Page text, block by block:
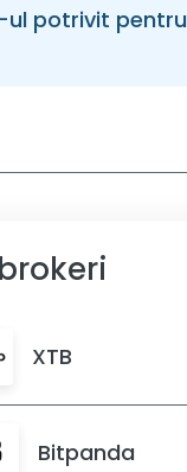
ul potrivit pentru
XTB
Bitpanda